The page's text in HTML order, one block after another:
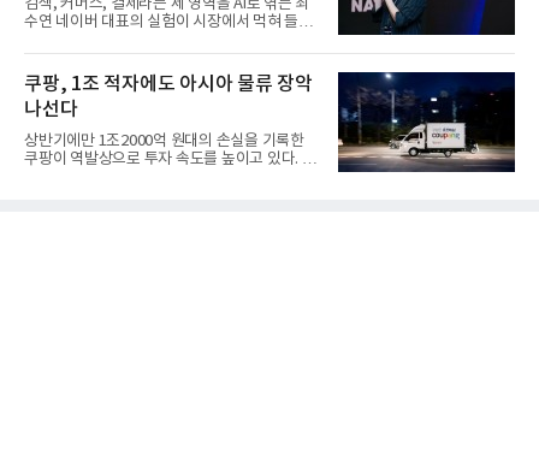
검색, 커머스, 결제라는 세 영역을 AI로 엮는 최
수연 네이버 대표의 실험이 시장에서 먹혀 들어
쿠팡, 1조 적자에도 아시아 물류 장악
나선다
상반기에만 1조2000억 원대의 손실을 기록한
쿠팡이 역발상으로 투자 속도를 높이고 있다. 이